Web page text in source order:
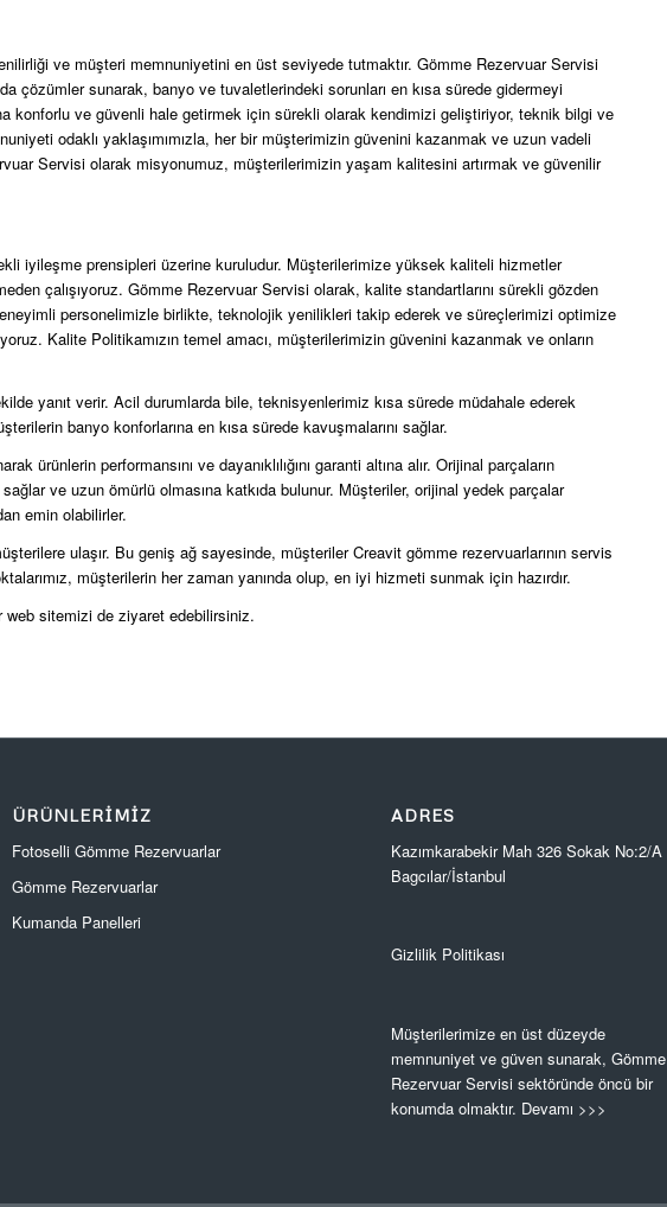
ve müşteri memnuniyetini en üst seviyede tutmaktır. Gömme Rezervuar Servisi
çözümler sunarak, banyo ve tuvaletlerindeki sorunları en kısa sürede gidermeyi
konforlu ve güvenli hale getirmek için sürekli olarak kendimizi geliştiriyor, teknik bilgi ve
odaklı yaklaşımımızla, her bir müşterimizin güvenini kazanmak ve uzun vadeli
Servisi olarak misyonumuz, müşterilerimizin yaşam kalitesini artırmak ve güvenilir
iyileşme prensipleri üzerine kuruludur. Müşterilerimize yüksek kaliteli hizmetler
çalışıyoruz. Gömme Rezervuar Servisi olarak, kalite standartlarını sürekli gözden
personelimizle birlikte, teknolojik yenilikleri takip ederek ve süreçlerimizi optimize
Kalite Politikamızın temel amacı, müşterilerimizin güvenini kazanmak ve onların
yanıt verir. Acil durumlarda bile, teknisyenlerimiz kısa sürede müdahale ederek
banyo konforlarına en kısa sürede kavuşmalarını sağlar.
ürünlerin performansını ve dayanıklılığını garanti altına alır. Orijinal parçaların
sağlar ve uzun ömürlü olmasına katkıda bulunur. Müşteriler, orijinal yedek parçalar
emin olabilirler.
ulaşır. Bu geniş ağ sayesinde, müşteriler Creavit gömme rezervuarlarının servis
müşterilerin her zaman yanında olup, en iyi hizmeti sunmak için hazırdır.
web sitemizi de ziyaret edebilirsiniz.
ÜRÜNLERIMIZ
Fotoselli Gömme Rezervuarlar
Gömme Rezervuarlar
Kumanda Panelleri
ADRES
Kazımkarabekir Mah 326 Sokak No:2/A
Bagcılar/İstanbul
Gizlilik Politikası
Müşterilerimize en üst düzeyde
memnuniyet ve güven sunarak, Gömme
Rezervuar Servisi sektöründe öncü bir
konumda olmaktır. Devamı >>>